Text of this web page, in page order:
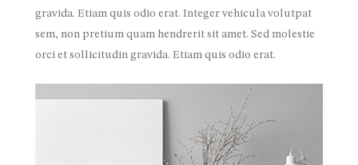
gravida. Etiam quis odio erat. Integer vehicula volutpat
sem, non pretium quam hendrerit sit amet. Sed molestie
orci et sollicitudin gravida. Etiam quis odio erat.